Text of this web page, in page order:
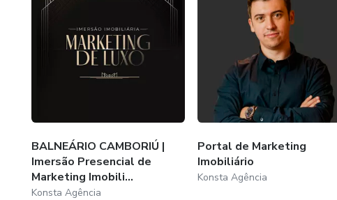
BALNEÁRIO CAMBORIÚ |
Imersão Presencial de
Marketing Imobili...
Konsta Agência
Portal de Marketing
Imobiliário
Konsta Agência